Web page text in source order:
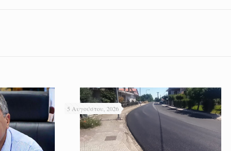
5 Αυγούστου, 2026